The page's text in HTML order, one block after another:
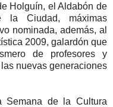
Holguín, el Aldabón de
Ciudad, máximas
nominada, además, al
2009, galardón que
de profesores y
nuevas generaciones
de la Cultura